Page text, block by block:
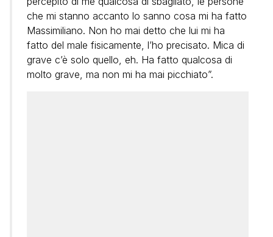
che mi stanno accanto lo sanno cosa mi ha fatto
Massimiliano. Non ho mai detto che lui mi ha
fatto del male fisicamente, l’ho precisato. Mica di
grave c’è solo quello, eh. Ha fatto qualcosa di
molto grave, ma non mi ha mai picchiato”.